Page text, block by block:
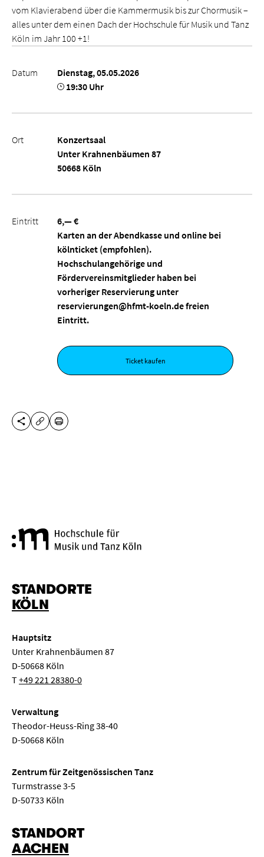
vom Klavierabend über die Kammermusik bis zur Chormusik –
alles unter dem einen Dach der Hochschule für Musik und Tanz
Köln im Jahr 100 +1!
Datum
Dienstag, 05.05.2026
19:30 Uhr
Ort
Konzertsaal
Unter Krahnenbäumen 87
50668 Köln
Eintritt
6,— €
Karten an der Abendkasse und online bei
kölnticket (empfohlen).
Hochschulangehörige und
Fördervereinsmitglieder haben bei
vorheriger Reservierung unter
reservierungen@hfmt-koeln.de freien
Eintritt.
Ticket kaufen
DIESE SEITE TEILEN
URL KOPIEREN
DRUCKEN
STANDORTE
KÖLN
Hauptsitz
Unter Krahnenbäumen 87
D-50668 Köln
T+49 221 28380-0
Verwaltung
Theodor-Heuss-Ring 38-40
D-50668 Köln
Zentrum für Zeitgenössischen Tanz
Turmstrasse 3-5
D-50733 Köln
STANDORT
AACHEN